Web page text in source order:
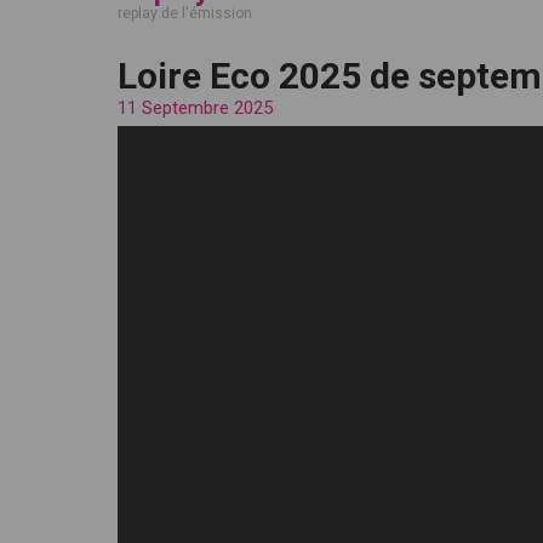
replay de l'émission
Loire Eco 2025 de
11 Septembre 2025